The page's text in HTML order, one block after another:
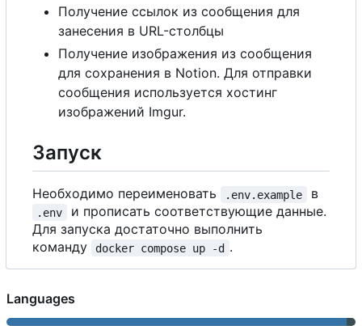
Получение ссылок из сообщения для
занесения в URL-столбцы
Получение изображения из сообщения
для сохранения в Notion. Для отправки
сообщения используется хостинг
изображений Imgur.
Запуск
Необходимо переименовать .env.example в
.env
и прописать соответствующие данные.
Для запуска достаточно выполнить
команду
docker compose up -d .
Languages